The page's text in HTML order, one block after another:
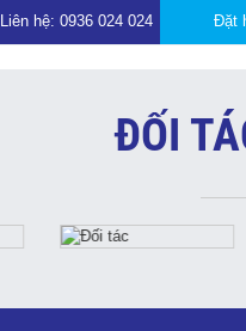
Liên hệ: 0936 024 024 Đặt
ĐỐI